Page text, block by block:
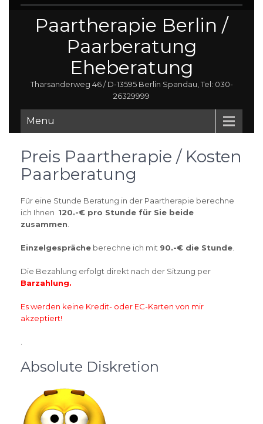
Paartherapie Berlin /
Paarberatung
Eheberatung
Tharsanderweg 46 / D-13595 Berlin Spandau, Tel: 030-
26329999
Menu
Preis Paartherapie / Kosten
Paarberatung
Für eine Stunde Beratung in der Paartherapie berechne
ich Ihnen 120.-€ pro Stunde für Sie beide
zusammen
Einzelgespräche berechne ich mit 90.-€ die Stunde
Die Bezahlung erfolgt direkt nach der Sitzung per
Barzahlung.
Es werden keine Kredit- oder EC-Karten von mir
akzeptiert!
Absolute Diskretion